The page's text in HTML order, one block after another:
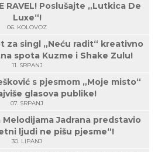
RAVEL! Poslušajte „Lutkica De
Luxe“!
06. KOLOVOZ
za singl „Neću radit“ kreativno
spota Kuzme i Shake Zulu!
11. SRPANJ
s pjesmom „Moje misto“
glasova publike!
07. SRPANJ
Jadrana predstavio
ljudi ne pišu pjesme“!
30. LIPANJ